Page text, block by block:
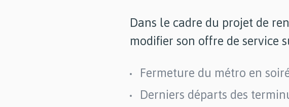
Dans le cadre du projet de
modifier son offre de service
Fermeture du métro en
Derniers départs des